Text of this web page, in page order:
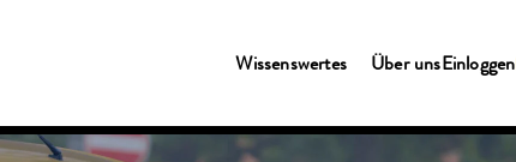
Wissenswertes Über unsEinloggen